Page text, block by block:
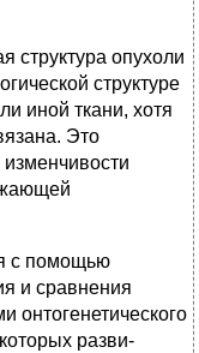
структура опухоли
структуре
иной ткани, хотя
Это
с помощью
и сравнения
онтогенетического
разви-